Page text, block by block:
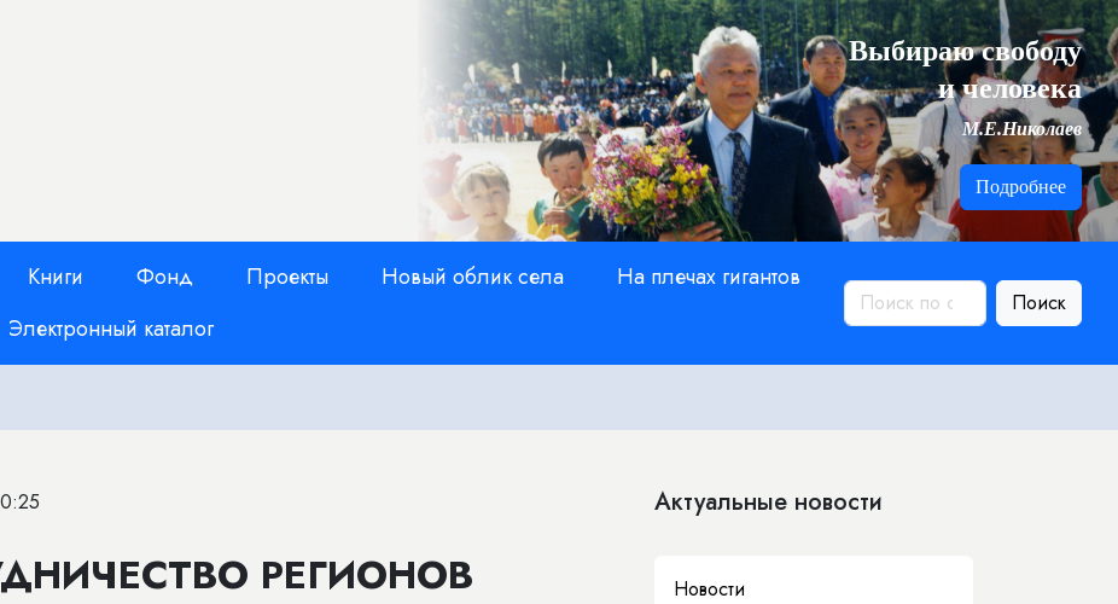
Выбираю свободу
и человека
М.Е.Николаев
Подробнее
Книги Фонд Проекты Новый облик села
На плечах гигантов
Электронный каталог
Поиск
РЕГИОНОВ
Актуальные новости
Новости